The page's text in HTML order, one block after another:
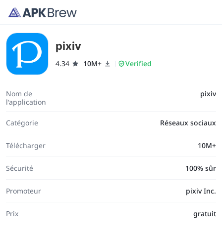
pixiv
4.34 10M+ Verified
Nom de
l'application
pixiv
Catégorie Réseaux sociaux
Télécharger 10M+
Sécurité 100% sûr
Promoteur pixiv Inc.
Prix gratuit